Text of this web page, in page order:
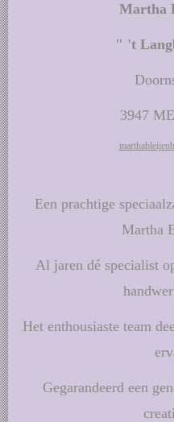
Martha
" 't
3947
Een prachtige
Martha
Al jaren dé specialist
Het enthousiaste team
Gegarandeerd een